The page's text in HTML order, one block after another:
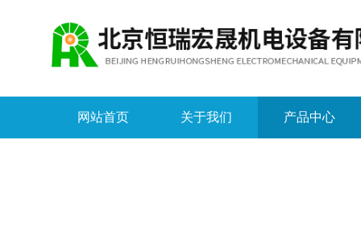
网站首页 关于我们 产品中心